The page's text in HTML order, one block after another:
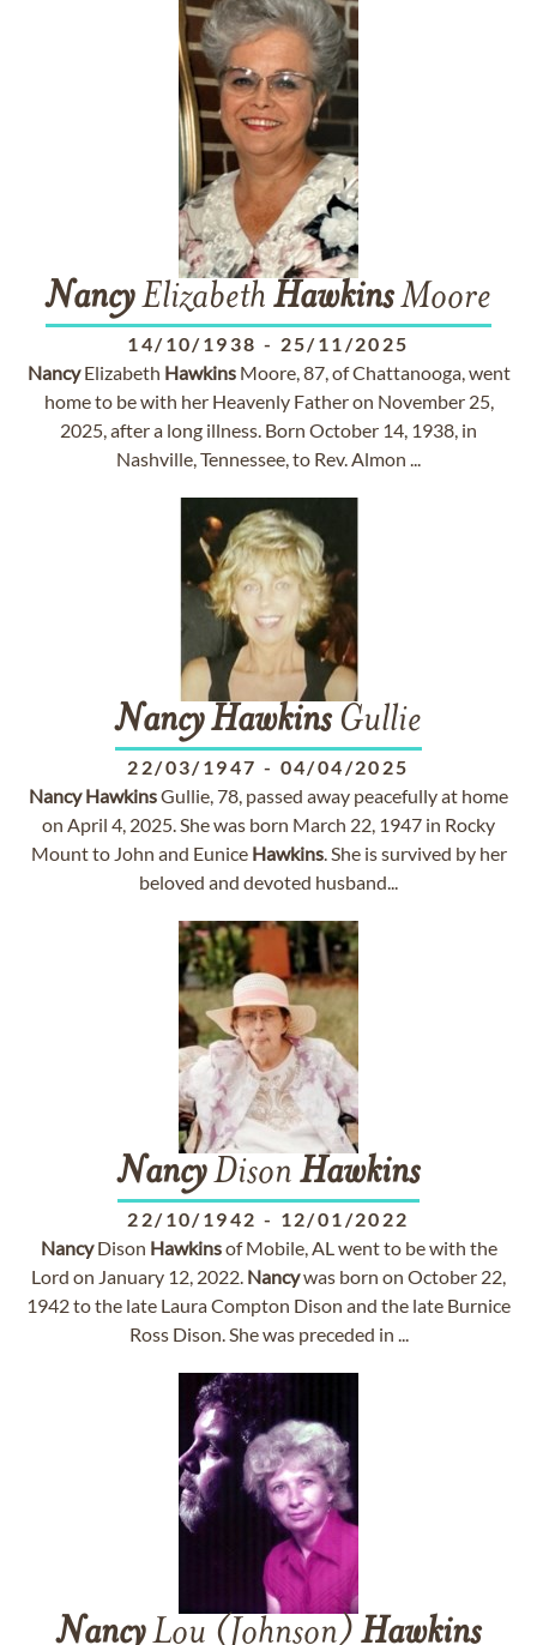
NancyElizabeth HawkinsMoore
14/10/1938 - 25/11/2025
NancyElizabeth HawkinsMoore, 87, of Chattanooga, went
home to be with her Heavenly Father on November 25,
2025, after a long illness. Born October 14, 1938, in
Nashville, Tennessee, to Rev. Almon ...
NancyHawkinsGullie
22/03/1947 - 04/04/2025
Nancy HawkinsGullie, 78, passed away peacefully at home
on April 4, 2025. She was born March 22, 1947 in Rocky
Mount to John and Eunice Hawkins. She is survived by her
beloved and devoted husband...
NancyDison Hawkins
22/10/1942 - 12/01/2022
NancyDison Hawkinsof Mobile, AL went to be with the
Lord on January 12, 2022. Nancywas born on October 22,
1942 to the late Laura Compton Dison and the late Burnice
Ross Dison. She was preceded in ...
NancyLou (Johnson) Hawkins